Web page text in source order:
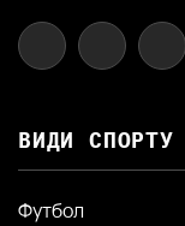
ВИДИ СПОРТУ
Футбол